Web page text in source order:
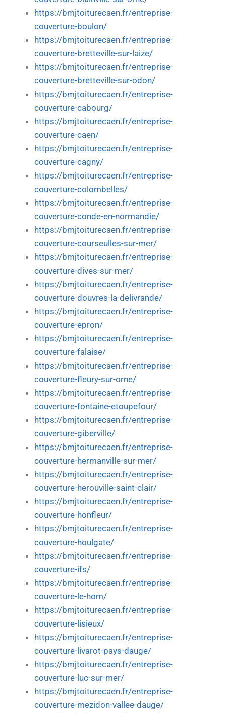
https://bmjtoiturecaen.fr/entreprise-
couverture-boulon/
https://bmjtoiturecaen.fr/entreprise-
couverture-bretteville-sur-laize/
https://bmjtoiturecaen.fr/entreprise-
couverture-bretteville-sur-odon/
https://bmjtoiturecaen.fr/entreprise-
couverture-cabourg/
https://bmjtoiturecaen.fr/entreprise-
couverture-caen/
https://bmjtoiturecaen.fr/entreprise-
couverture-cagny/
https://bmjtoiturecaen.fr/entreprise-
couverture-colombelles/
https://bmjtoiturecaen.fr/entreprise-
couverture-conde-en-normandie/
https://bmjtoiturecaen.fr/entreprise-
couverture-courseulles-sur-mer/
https://bmjtoiturecaen.fr/entreprise-
couverture-dives-sur-mer/
https://bmjtoiturecaen.fr/entreprise-
couverture-douvres-la-delivrande/
https://bmjtoiturecaen.fr/entreprise-
couverture-epron/
https://bmjtoiturecaen.fr/entreprise-
couverture-falaise/
https://bmjtoiturecaen.fr/entreprise-
couverture-fleury-sur-orne/
https://bmjtoiturecaen.fr/entreprise-
couverture-fontaine-etoupefour/
https://bmjtoiturecaen.fr/entreprise-
couverture-giberville/
https://bmjtoiturecaen.fr/entreprise-
couverture-hermanville-sur-mer/
https://bmjtoiturecaen.fr/entreprise-
couverture-herouville-saint-clair/
https://bmjtoiturecaen.fr/entreprise-
couverture-honfleur/
https://bmjtoiturecaen.fr/entreprise-
couverture-houlgate/
https://bmjtoiturecaen.fr/entreprise-
couverture-ifs/
https://bmjtoiturecaen.fr/entreprise-
couverture-le-hom/
https://bmjtoiturecaen.fr/entreprise-
couverture-lisieux/
https://bmjtoiturecaen.fr/entreprise-
couverture-livarot-pays-dauge/
https://bmjtoiturecaen.fr/entreprise-
couverture-luc-sur-mer/
https://bmjtoiturecaen.fr/entreprise-
couverture-mezidon-vallee-dauge/